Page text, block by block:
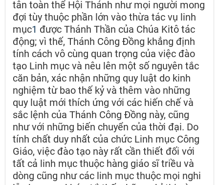
tân toàn thể Hội Thánh như mọi người mong
đợi tùy thuộc phần lớn vào thừa tác vụ linh
mục1 được Thánh Thần của Chúa Kitô tác
động; vì thế, Thánh Công Đồng khẳng định
tính cách vô cùng quan trọng của việc đào
tạo Linh mục và nêu lên một số nguyên tắc
căn bản, xác nhận những quy luật do kinh
nghiệm từ bao thế kỷ và thêm vào những
quy luật mới thích ứng với các hiến chế và
sắc lệnh của Thánh Công Đồng này, cũng
như với những biến chuyển của thời đại. Do
tính chất duy nhất của chức Linh mục Công
Giáo, việc đào tạo này rất cần thiết đối với
tất cả linh mục thuộc hàng giáo sĩ triều và
dòng cũng như các linh mục thuộc mọi nghi